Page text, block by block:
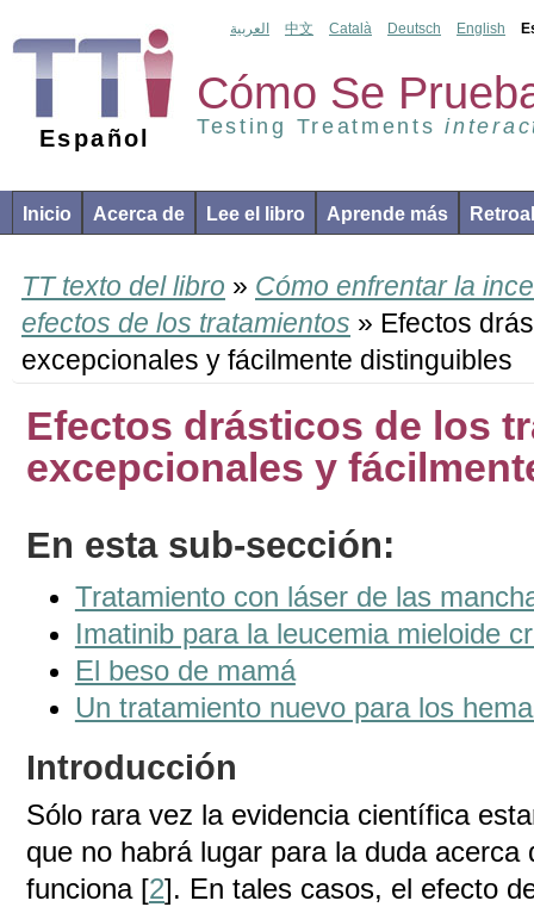
Español
Cómo Se
Testing Treatments
العربية 中文 Català Deutsch English
Inicio Acerca de Lee el libro Aprende más
TT texto del libro » Cómo enfrentar la
efectos de los tratamientos » Efectos
excepcionales y fácilmente distinguibles
Efectos drásticos de los
excepcionales y
En esta sub-sección:
Tratamiento con láser de las
Imatinib para la leucemia mieloide
El beso de mamá
Un tratamiento nuevo para los
Introducción
Sólo rara vez la evidencia científica
que no habrá lugar para la duda acerca
funciona [2]. En tales casos, el efecto